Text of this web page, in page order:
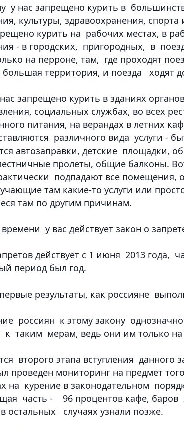
у нас запрещено курить в
культуры, здравоохранения,
курить на рабочих местах, в
- в городских, пригородных, в
на перроне, там, где проходят
большая территория, и поезда ходят
запрещено курить в зданиях
социальных службах, во всех
питания, на верандах в летних
различного вида услуги -
автозаправки, детские площадки,
пролеты, общие балконы.
подпадают все помещения,
там какие-то услуги или
там по другим причинам.
времени у вас действует закон о
действует с 1 июня 2013 года,
период был год.
результаты, как россияне
россиян к этому закону
к таким мерам, ведь они им только на
второго этапа вступления данного
проведен мониторинг на предмет
на курение в законодательном
часть - 96 процентов кафе, баров
случаях узнали позже.